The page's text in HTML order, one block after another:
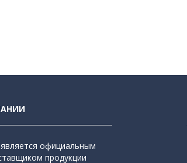
официальным
продукции